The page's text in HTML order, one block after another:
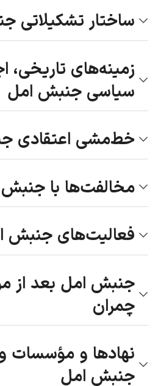
ساختار تشکیلاتی
زمینه‌های تاریخی،
سیاسی جنبش امل
خط‌مشی اعتقادی
مخالفت‌ها با
فعالیت‌های جنبش
جنبش امل بعد از
چمران
نهادها و مؤسسات
جنبش امل